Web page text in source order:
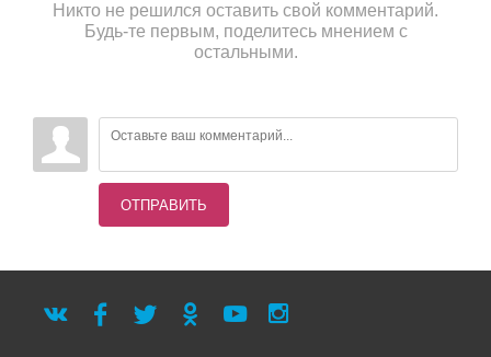
Никто не решился оставить свой комментарий.
Будь-те первым, поделитесь мнением с
остальными.
ОТПРАВИТЬ